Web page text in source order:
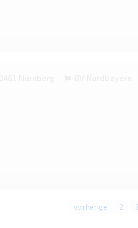
vorherige 2